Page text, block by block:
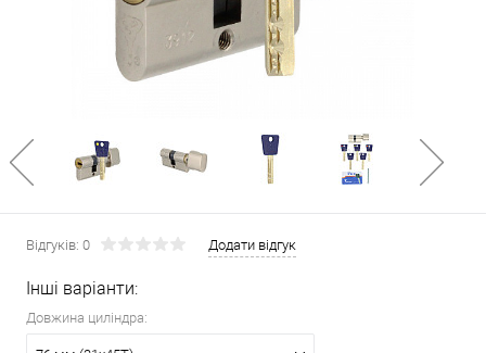
Відгуків: 0 Додати відгук
Інші варіанти:
Довжина циліндра: